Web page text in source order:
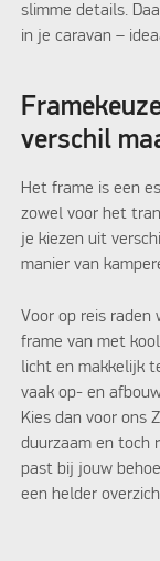
slimme details.
in je caravan –
verschil
Het frame is een
zowel voor het
je kiezen uit
manier van
Voor op reis raden
frame van met
licht en makkelijk
vaak op- en
Kies dan voor ons
duurzaam en toch
past bij jouw
een helder